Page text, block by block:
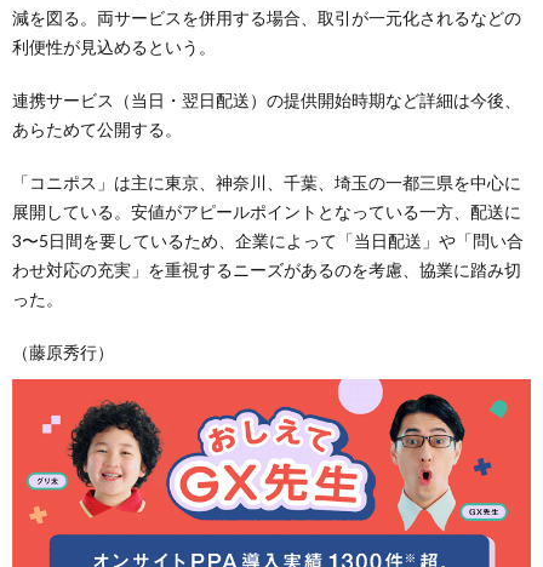
減を図る。両サービスを併用する場合、取引が一元化されるなどの
利便性が見込めるという。
連携サービス（当日・翌日配送）の提供開始時期など詳細は今後、
あらためて公開する。
「コニポス」は主に東京、神奈川、千葉、埼玉の一都三県を中心に
展開している。安値がアピールポイントとなっている一方、配送に
3〜5日間を要しているため、企業によって「当日配送」や「問い合
わせ対応の充実」を重視するニーズがあるのを考慮、協業に踏み切
った。
（藤原秀行）